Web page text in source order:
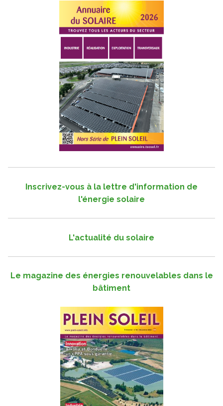
Inscrivez-vous à la lettre d'information de
l'énergie solaire
L'actualité du solaire
Le magazine des énergies renouvelables dans le
bâtiment